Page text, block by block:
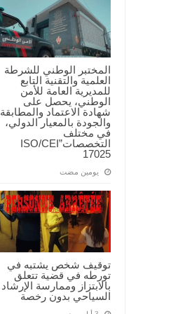
المختبر الوطني للشرطة
العلمية والتقنية التابع
للمديرية العامة للأمن
الوطني، يحصل على
شهادة الاعتماد والمطابقة
والجودة بالمعيار الدولي،
في مختلف
التخصصات”ISO/CEI
17025
‏يومين مضت
توقيف شخص يشتبه في
تورطه في قضية تتعلق
بالابتزاز وممارسة الإرشاد
السياحي بدون رخصة